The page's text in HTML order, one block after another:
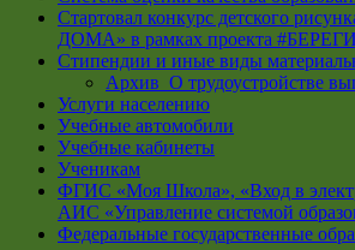
Стартовал конкурс детского
ДОМА» в рамках проекта
Стипендии и иные виды
Архив_О трудоустройстве
Услуги населению
Учебные автомобили
Учебные кабинеты
Ученикам
ФГИС «Моя Школа», «Вход в
АИС «Управление системой
Федеральные государственные